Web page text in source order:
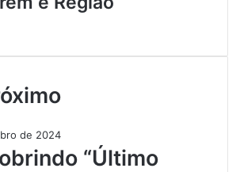
de 2024
“Último